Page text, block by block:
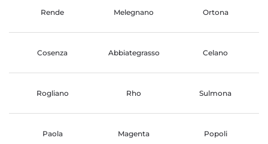
Rende Melegnano Ortona
Cosenza Abbiategrasso Celano
Rogliano Rho Sulmona
Paola Magenta Popoli